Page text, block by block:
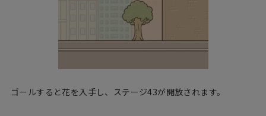
ゴールすると花を入手し、ステージ43が開放されます。